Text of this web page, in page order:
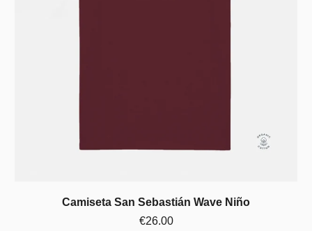
Camiseta San Sebastián Wave Niño
€26.00